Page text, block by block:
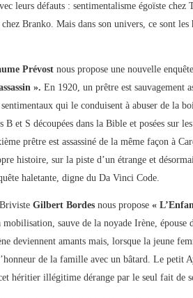
leurs défauts : sentimentalisme égoïste
Branko. Mais dans son univers, ce sont
Prévost nous propose une nouvelle
».En 1920, un prêtre est sauvagement
qui le conduisent à abuser de la
B et S découpées dans la Bible et posées sur
prêtre est assassiné de la même façon à
histoire, sur la piste d’un étrange et
haletante, digne du Da Vinci Code.
BrivisteGilbert Bordes nous propose«
mobilisation, sauve de la noyade Irène,
deviennent amants mais, lorsque la jeune
de la famille avec un bâtard. Le petit
héritier illégitime dérange par le seul fait de